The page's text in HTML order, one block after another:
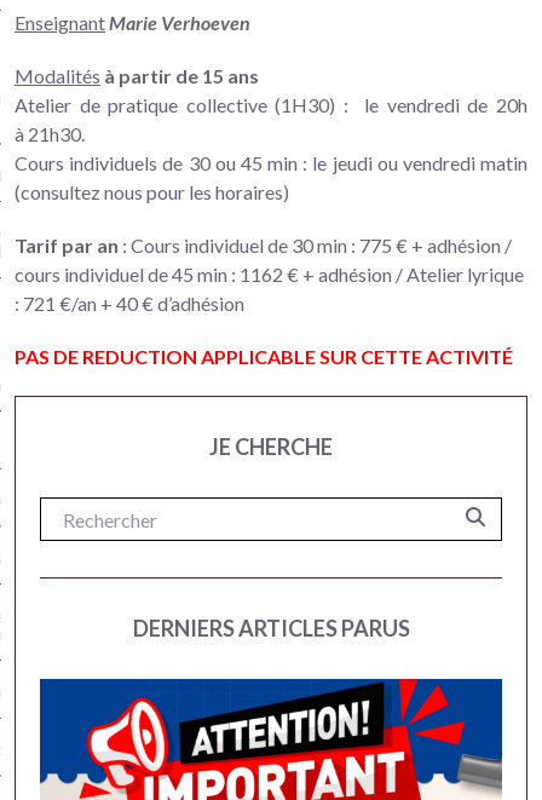
théâtre 8-10 ans et 11 ans
– Versailles
adultes
être à Versailles
et renforcement musculaire à
à Versailles
Versailles
Bien-être en musique à
Danse Versailles
Versailles
EnseignantMarie Verhoeven
Modalités à partir de 15 ans
Atelier de pratique collective (1H30) : le vendredi de 20h
à 21h30.
Cours individuels de 30 ou 45 min : le jeudi ou vendredi matin
(consultez nous pour les horaires)
Tarif par an : Cours individuel de 30 min : 775 € + adhésion /
cours individuel de 45 min : 1162 € + adhésion / Atelier lyrique
: 721 €/an + 40 € d’adhésion
PAS DE REDUCTION APPLICABLE SUR CETTE ACTIVITÉ
JE CHERCHE
DERNIERS ARTICLES PARUS